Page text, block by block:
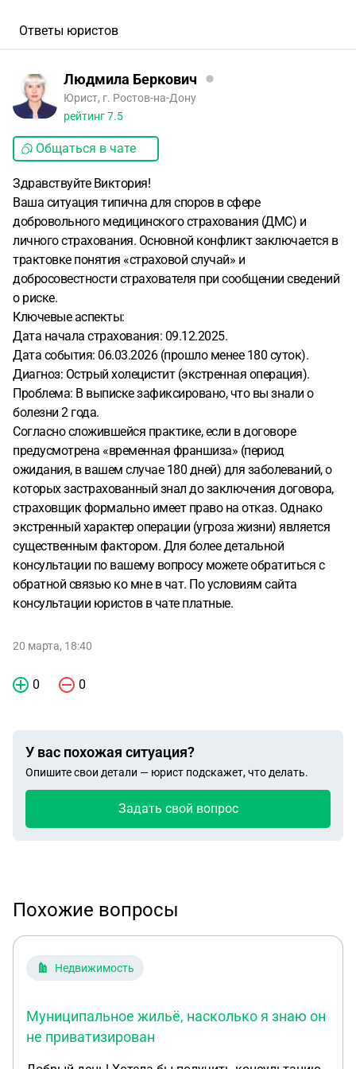
Ответы юристов
Людмила Беркович
Юрист, г. Ростов-на-Дону
рейтинг7.5
Общаться в чате
Здравствуйте Виктория!
Ваша ситуация типична для споров в сфере
добровольного медицинского страхования (ДМС) и
личного страхования. Основной конфликт заключается в
трактовке понятия «страховой случай» и
добросовестности страхователя при сообщении сведений
о риске.
Ключевые аспекты:
Дата начала страхования: 09.12.2025.
Дата события: 06.03.2026 (прошло менее 180 суток).
Диагноз: Острый холецистит (экстренная операция).
Проблема: В выписке зафиксировано, что вы знали о
болезни 2 года.
Согласно сложившейся практике, если в договоре
предусмотрена «временная франшиза» (период
ожидания, в вашем случае 180 дней) для заболеваний, о
которых застрахованный знал до заключения договора,
страховщик формально имеет право на отказ. Однако
экстренный характер операции (угроза жизни) является
существенным фактором. Для более детальной
консультации по вашему вопросу можете обратиться с
обратной связью ко мне в чат. По условиям сайта
консультации юристов в чате платные.
20 марта, 18:40
0 0
У вас похожая ситуация?
Опишите свои детали — юрист подскажет, что делать.
Задать свой вопрос
Похожие вопросы
Недвижимость
Муниципальное жильё, насколько я знаю он
не приватизирован